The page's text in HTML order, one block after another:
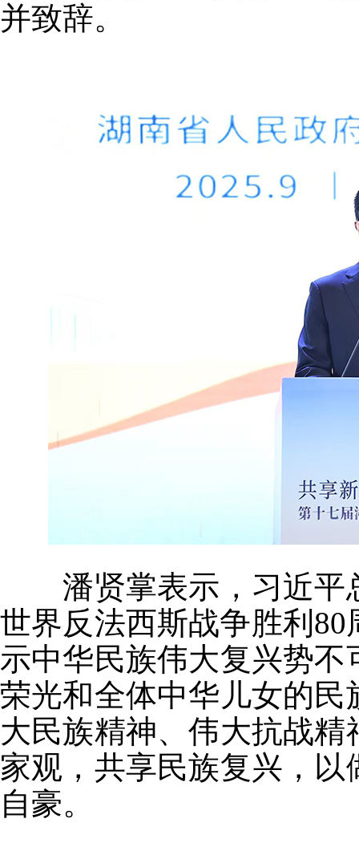
并致辞。
潘贤掌表示，习近平
世界反法西斯战争胜利
示中华民族伟大复兴势
荣光和全体中华儿女的
大民族精神、伟大抗战
家观，共享民族复兴，
自豪。